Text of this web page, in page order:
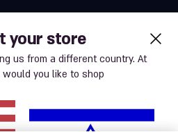
your store
us from a different country. At
you like to shop?
label.payment
תנאי שימוש באתר